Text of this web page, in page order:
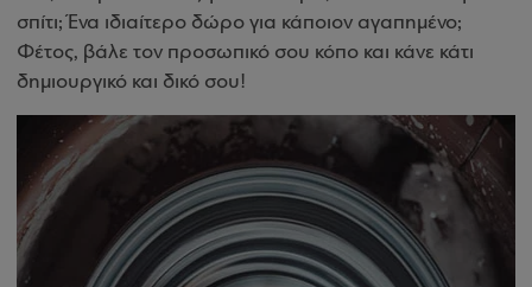
σπίτι; Ένα ιδιαίτερο δώρο για κάποιον αγαπημένο;
Φέτος, βάλε τον προσωπικό σου κόπο και κάνε κάτι
δημιουργικό και δικό σου!